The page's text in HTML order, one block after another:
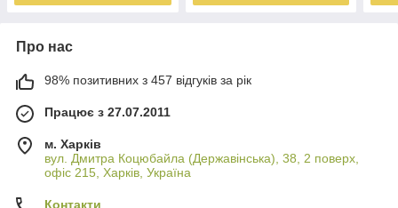
Про нас
98% позитивних з 457 відгуків за рік
Працює з 27.07.2011
м. Харків
вул. Дмитра Коцюбайла (Державінська), 38, 2 поверх,
офіс 215, Харків, Україна
Контакти